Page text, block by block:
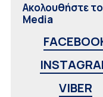
Ακολουθήστε
Media
VIBER